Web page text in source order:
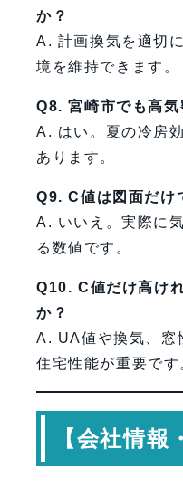
か？
A. 計画換気を適切
境を維持できます。
Q8. 宮崎市でも高気
A. はい。夏の冷房
あります。
Q9. C値は図面だけ
A. いいえ。実際に
る数値です。
Q10. C値だけ高け
か？
A. UA値や換気、窓
住宅性能が重要です
【会社情報